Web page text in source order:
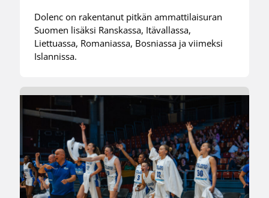
Dolenc on rakentanut pitkän ammattilaisuran
Suomen lisäksi Ranskassa, Itävallassa,
Liettuassa, Romaniassa, Bosniassa ja viimeksi
Islannissa.